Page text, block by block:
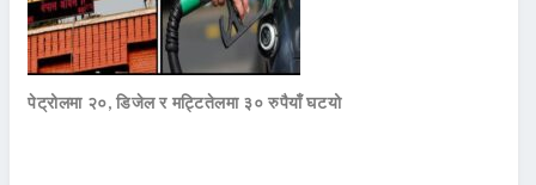
पेट्रोलमा २०, डिजेल र मट्टितेलमा ३० रुपैयाँ घटयो